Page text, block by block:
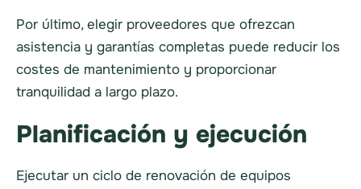
Por último, elegir proveedores que ofrezcan
asistencia y garantías completas puede reducir los
costes de mantenimiento y proporcionar
tranquilidad a largo plazo.
Planificación y ejecución
Ejecutar un ciclo de renovación de equipos